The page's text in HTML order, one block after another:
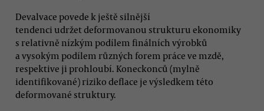
Devalvace povede k ještě silnější
tendenci udržet deformovanou strukturu ekonomiky
s relativně nízkým podílem finálních výrobků
a vysokým podílem různých forem práce ve mzdě,
respektive ji prohloubí. Koneckonců (mylně
identifikované) riziko deflace je výsledkem této
deformované struktury.